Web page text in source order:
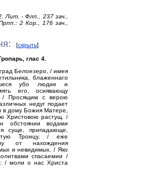
Лит. - Флп., 237 зач.,
2 Кор., 176 зач.,
[скрыть]
глас 4.
Белоезеро, / имея
блаженнаго
убо людие и
его, осиявающу
/ Просящим с верою
недуг подает
в дому Божия Матере,
Христовою растущ. /
обстоянии водами
суще, припадающе,
Троицу, / еже
от нахождения
и невидимых. / Яко
спасаемии /
/ моли о нас Христа